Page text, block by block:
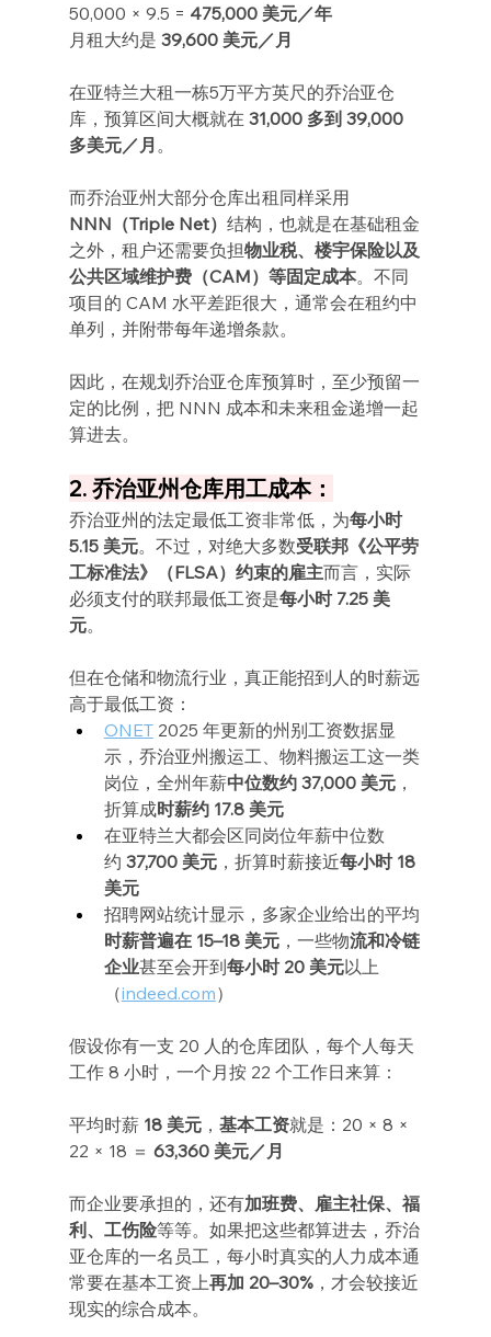
50,000 × 9.5 = 475,000 美元／年
月租大约是 39,600 美元／月
在亚特兰大租一栋5万平方英尺的乔治亚仓
库，预算区间大概就在 31,000 多到 39,000
多美元／月 。
而乔治亚州大部分仓库出租同样采用
NNN（Triple Net） 结构，也就是在基础租金
之外，租户还需要负担物业税、楼宇保险以及
公共区域维护费（CAM）等固定成本。不同
项目的 CAM 水平差距很大，通常会在租约中
单列，并附带每年递增条款。
因此，在规划乔治亚仓库预算时，至少预留一
定的比例，把 NNN 成本和未来租金递增一起
算进去。
2. 乔治亚州仓库用工成本：
乔治亚州的法定最低工资非常低，为每小时
5.15 美元。不过，对绝大多数受联邦《公平劳
工标准法》（FLSA）约束的雇主而言，实际
必须支付的联邦最低工资是每小时 7.25 美
元。
但在仓储和物流行业，真正能招到人的时薪远
高于最低工资：
ONET 2025 年更新的州别工资数据显
示，乔治亚州搬运工、物料搬运工这一类
岗位，全州年薪中位数约 37,000 美元，
折算成时薪约 17.8 美元
在亚特兰大都会区同岗位年薪中位数
约 37,700 美元，折算时薪接近每小时 18
美元
招聘网站统计显示，多家企业给出的平均
时薪普遍在 15–18 美元，一些物流和冷链
企业甚至会开到每小时 20 美元以上
（indeed.com）
假设你有一支 20 人的仓库团队，每个人每天
工作 8 小时，一个月按 22 个工作日来算：
平均时薪 18 美元， 基本工资就是：20 × 8 ×
22 × 18 ＝ 63,360 美元／月
而企业要承担的，还有加班费、雇主社保、福
利、工伤险等等。如果把这些都算进去，乔治
亚仓库的一名员工，每小时真实的人力成本通
常要在基本工资上再加 20–30%，才会较接近
现实的综合成本。